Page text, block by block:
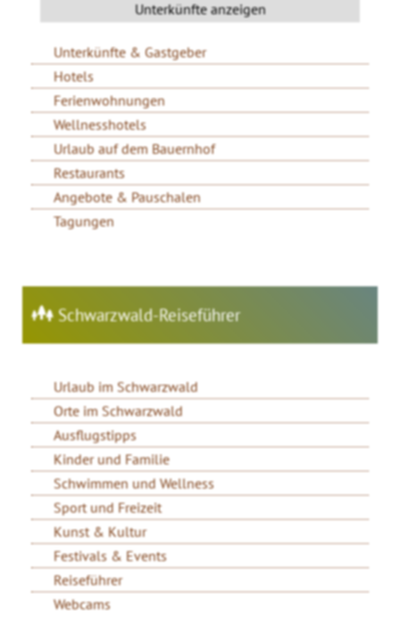
Unterkünfte & Gastgeber
Hotels
Ferienwohnungen
Wellnesshotels
Urlaub auf dem Bauernhof
Restaurants
Angebote & Pauschalen
Tagungen
Schwarzwald-Reiseführer
Urlaub im Schwarzwald
Orte im Schwarzwald
Ausflugstipps
Kinder und Familie
Schwimmen und Wellness
Sport und Freizeit
Kunst & Kultur
Festivals & Events
Reiseführer
Webcams